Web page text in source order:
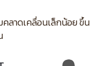
ลาดเคลื่อนเล็กน้อย ขึ้น